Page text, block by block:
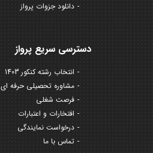
دانلود جزوات پرواز
دسترسی سریع پرواز
انتخاب رشته کنکور 1403
مشاوره تحصیلی حرفه ای
فرصت شغلی
افتخارات و اعتبارات
درخواست نمایندگی
تماس با ما